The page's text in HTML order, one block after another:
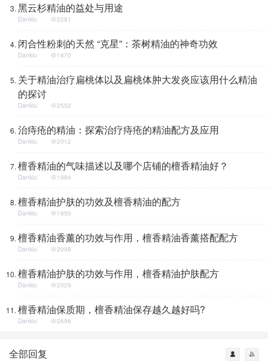
黑云杉精油的益处与用途
Dankiu 2281
闭合性粉刺的天然 “克星”：茶树精油的神奇功效
Dankiu 1870
关于精油治疗扁桃体以及扁桃体肿大发炎应该用什么精油
的探讨
Dankiu 2552
治痔疮的精油：探索治疗痔疮的精油配方及应用
Dankiu 2012
檀香精油的气味描述以及哪个店铺的檀香精油好？
Dankiu 1984
檀香精油护肤的功效及檀香精油的配方
Dankiu 1950
檀香精油香薰的功效与作用，檀香精油香薰搭配配方
Dankiu 2098
檀香精油护肤的功效与作用，檀香精油护肤配方
Dankiu 2029
檀香精油保质期，檀香精油保存越久越好吗?
Dankiu 2696
全部回复